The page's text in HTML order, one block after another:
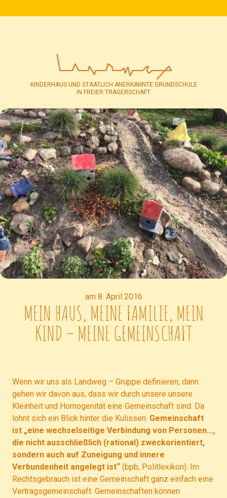
KINDERHAUS UND STAATLICH ANERKANNTE GRUNDSCHULE
IN FREIER TRÄGERSCHAFT
am 8. April 2016
MEIN HAUS, MEINE FAMILIE, MEIN
KIND – MEINE GEMEINSCHAFT
Wenn wir uns als Landweg – Gruppe definieren, dann
gehen wir davon aus, dass wir durch unsere unsere
Kleinheit und Homogenität eine Gemeinschaft sind. Da
lohnt sich ein Blick hinter die Kulissen. Gemeinschaft
ist „eine wechselseitige Verbindung von Personen…,
die nicht ausschließlich (rational) zweckorientiert,
sondern auch auf Zuneigung und innere
Verbundenheit angelegt ist“ (bpb, Politlexikon). Im
Rechtsgebrauch ist eine Gemeinschaft ganz einfach eine
Vertragsgemeinschaft. Gemeinschaften können